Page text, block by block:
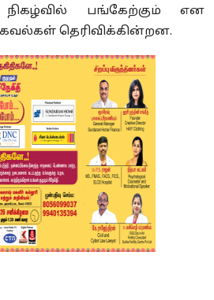
நிகழ்வில் பங்கேற்கும் என
தெரிவிக்கின்றன.